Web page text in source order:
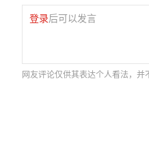
登录后可以发言
网友评论仅供其表达个人看法，并